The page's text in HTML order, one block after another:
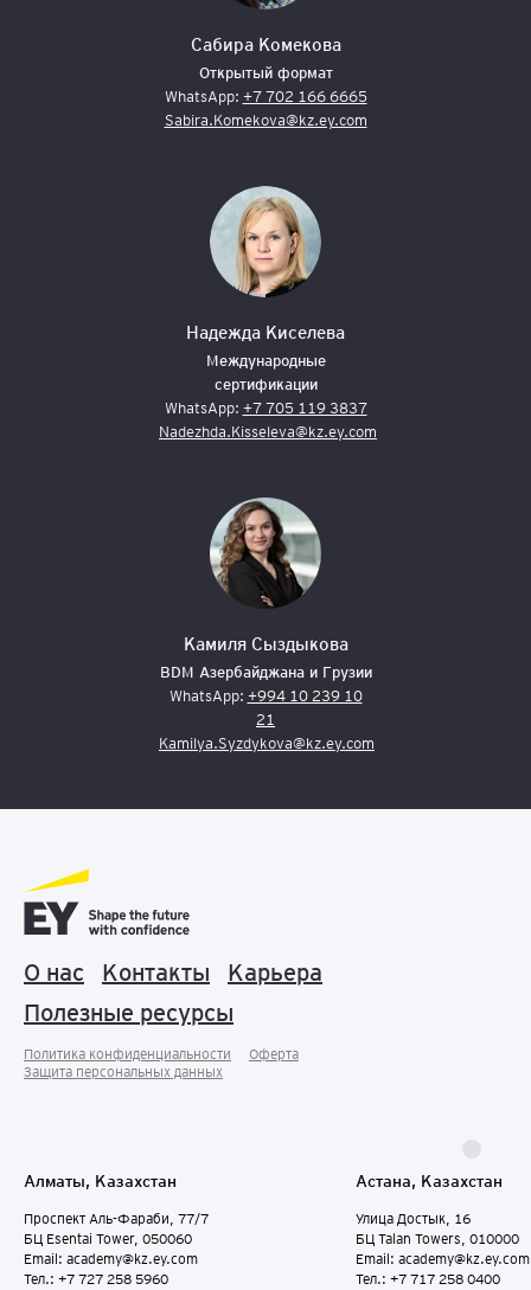
Сабира Комекова
Открытый формат
WhatsApp: +7 702 166 6665
Sabira.Komekova@kz.ey.com
Надежда Киселева
Международные
сертификации
WhatsApp: +7 705 119 3837
Nadezhda.Kisseleva@kz.ey.com
Камиля Сыздыкова
BDM Азербайджана и Грузии
WhatsApp: +994 10 239 10
21
Kamilya.Syzdykova@kz.ey.com
О нас Контакты
Карьера
Полезные ресурсы
Политика конфиденциальности
Оферта
Защита персональных данныx
Алматы, Казахстан
Проспект Аль-Фараби, 77/7
БЦ Esentai Tower, 050060
Email: academy@kz.ey.com
Тел.: +7 727 258 5960
Астана, Казахстан
Улица Достык, 16
БЦ Talan Towers, 010000
Email: academy@kz.ey.com
Тел.: +7 717 258 0400